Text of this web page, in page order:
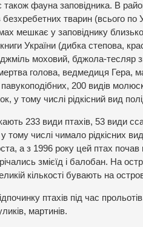
також фауна заповідника. В
безхребетних тварин (всього по
мешкає у заповіднику
України (дибка степова,
моховий, бджола-тесляр
голова, ведмедиця Гера,
200 видів
у тому числі рідкісний вид
233 види птахів, 53 види
тому числі чимало рідкісних
а з 1996 року цей птах почав
змієїд і балобан. На
кількості бувають на
птахів під час
мартинів.